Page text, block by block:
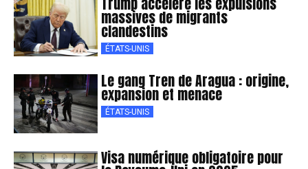
massives de migrants
clandestins
ÉTATS-UNIS
Le gang Tren de Aragua : origine,
expansion et menace
ÉTATS-UNIS
Visa numérique obligatoire pour